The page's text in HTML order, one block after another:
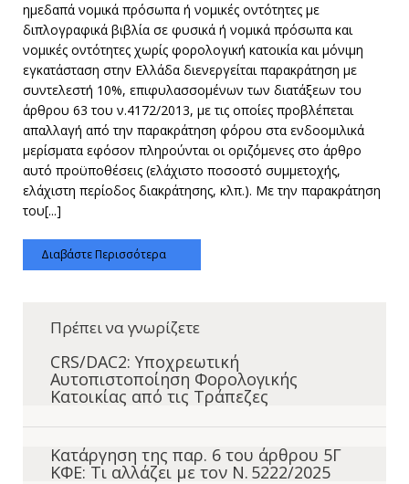
ημεδαπά νομικά πρόσωπα ή νομικές οντότητες με
διπλογραφικά βιβλία σε φυσικά ή νομικά πρόσωπα και
νομικές οντότητες χωρίς φορολογική κατοικία και μόνιμη
εγκατάσταση στην Ελλάδα διενεργείται παρακράτηση με
συντελεστή 10%, επιφυλασσομένων των διατάξεων του
άρθρου 63 του ν.4172/2013, με τις οποίες προβλέπεται
απαλλαγή από την παρακράτηση φόρου στα ενδοομιλικά
μερίσματα εφόσον πληρούνται οι οριζόμενες στο άρθρο
αυτό προϋποθέσεις (ελάχιστο ποσοστό συμμετοχής,
ελάχιστη περίοδος διακράτησης, κλπ.). Με την παρακράτηση
του[...]
Διαβάστε Περισσότερα
Πρέπει να γνωρίζετε
CRS/DAC2: Υποχρεωτική
Αυτοπιστοποίηση Φορολογικής
Κατοικίας από τις Τράπεζες
Κατάργηση της παρ. 6 του άρθρου 5Γ
ΚΦΕ: Τι αλλάζει με τον Ν. 5222/2025